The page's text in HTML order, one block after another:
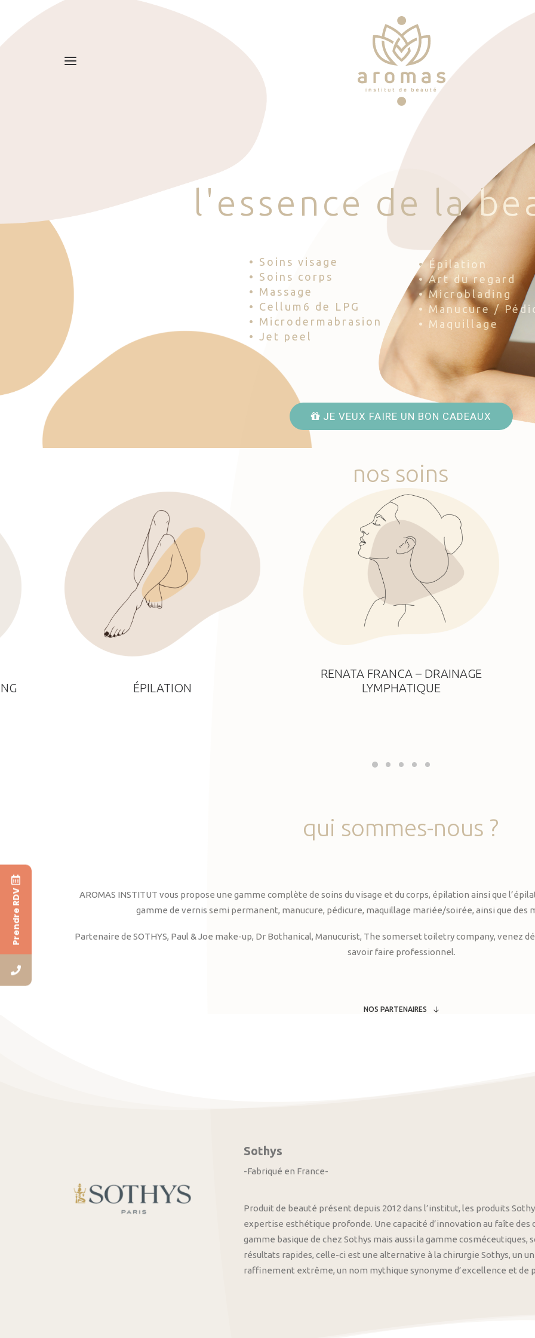
l 'esse nce d e la be
• Soins visage
• Soins corps
• Massage
• Cellum6 de LPG
• Microdermabrasion
• Jet peel
• Épilation
• Art du regard
• Microblading
• Manucure /
• Maquillage
JE VEUX FAIRE UN BON CADEAUX
nos soins
ÉPILATION
RENATA FRANCA – DRAINAGE
LYMPHATIQUE
qui sommes-nous ?
AROMAS INSTITUT vous propose une gamme complète de soins du visage et du corps, épilation ainsi que
gamme de vernis semi permanent, manucure, pédicure, maquillage mariée/soirée, ainsi que des
Partenaire de SOTHYS, Paul & Joe make-up, Dr Bothanical, Manucurist, The somerset toiletry company, venez
savoir faire professionnel.
NOS PARTENAIRES
Sothys
-Fabriqué en France-
Produit de beauté présent depuis 2012 dans l’institut, les produits
expertise esthétique profonde. Une capacité d’innovation au faîte
gamme basique de chez Sothys mais aussi la gamme
résultats rapides, celle-ci est une alternative à la chirurgie Sothys, un
raffinement extrême, un nom mythique synonyme d’excellence et de
Prendre RDV